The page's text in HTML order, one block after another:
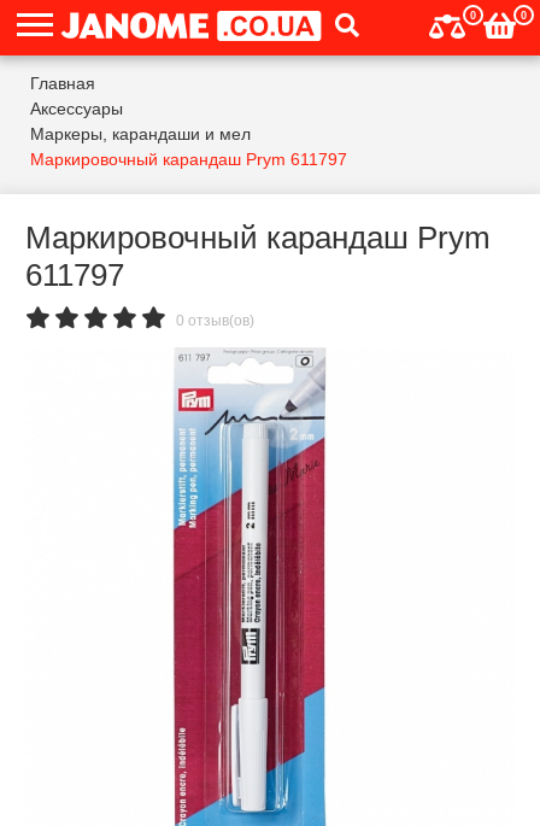
0 0
Главная
Аксессуары
Маркеры, карандаши и мел
Маркировочный карандаш Prym 611797
Маркировочный карандаш Prym
611797
0 отзыв(ов)